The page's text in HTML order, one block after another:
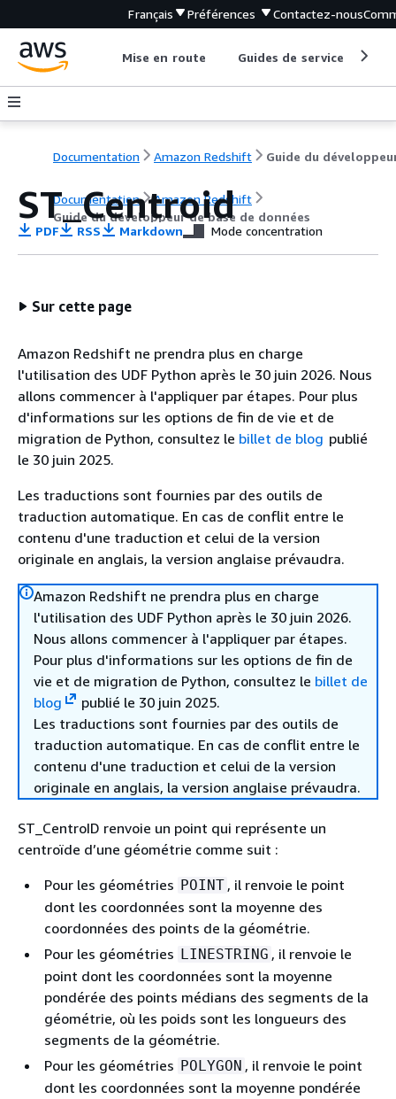
Français Préférences Contactez-nous
Mise en route Guides de service
Documentation Amazon Redshift
Documentation
Amazon Redshift
Guide du développeur de base de données
ST_Centroid
PDF RSS Markdown Mode concentration
Sur cette page
Amazon Redshift ne prendra plus en charge
l'utilisation des UDF Python après le 30 juin 2026. Nous
allons commencer à l'appliquer par étapes. Pour plus
d'informations sur les options de fin de vie et de
migration de Python, consultez le billet de blog publié
le 30 juin 2025.
Les traductions sont fournies par des outils de
traduction automatique. En cas de conflit entre le
contenu d'une traduction et celui de la version
originale en anglais, la version anglaise prévaudra.
Amazon Redshift ne prendra plus en charge
l'utilisation des UDF Python après le 30 juin 2026.
Nous allons commencer à l'appliquer par étapes.
Pour plus d'informations sur les options de fin de
vie et de migration de Python, consultez le billet de
blog
publié le 30 juin 2025.
Les traductions sont fournies par des outils de
traduction automatique. En cas de conflit entre le
contenu d'une traduction et celui de la version
originale en anglais, la version anglaise prévaudra.
ST_CentroID renvoie un point qui représente un
centroïde d’une géométrie comme suit :
Pour les géométries POINT , il renvoie le point
dont les coordonnées sont la moyenne des
coordonnées des points de la géométrie.
Pour les géométries LINESTRING , il renvoie le
point dont les coordonnées sont la moyenne
pondérée des points médians des segments de la
géométrie, où les poids sont les longueurs des
segments de la géométrie.
Pour les géométries POLYGON , il renvoie le point
dont les coordonnées sont la moyenne pondérée